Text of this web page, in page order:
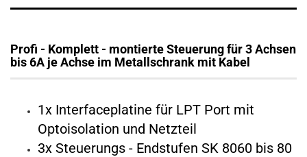
Profi - Komplett - montierte Steuerung für 3 Achsen
bis 6A je Achse im Metallschrank mit Kabel
1x Interfaceplatine für LPT Port mit
Optoisolation und Netzteil
3x Steuerungs - Endstufen SK 8060 bis 80